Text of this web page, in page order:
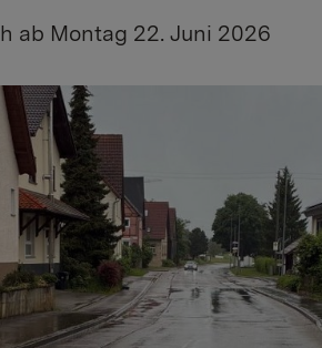
ab Montag 22. Juni 2026